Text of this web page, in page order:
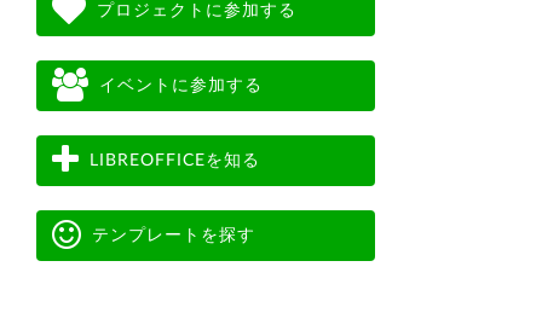
プロジェクトに参加する
イベントに参加する
LIBREOFFICEを知る
テンプレートを探す